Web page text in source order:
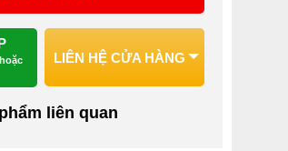
LIÊN HỆ CỬA HÀNG
liên quan